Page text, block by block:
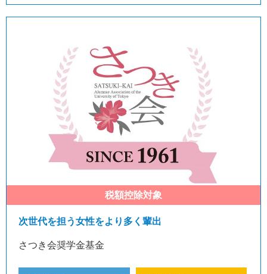
次世代を担う女性をより多く輩出
さつき会奨学金基金